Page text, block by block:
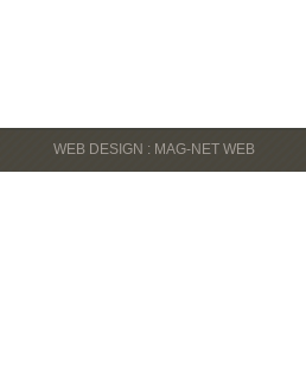
WEB DESIGN : MAG-NET WEB